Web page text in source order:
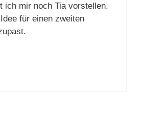
ich mir noch Tia vorstellen.
für einen zweiten